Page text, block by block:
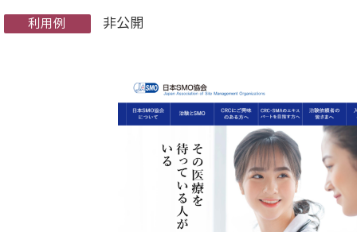
利用例 非公開